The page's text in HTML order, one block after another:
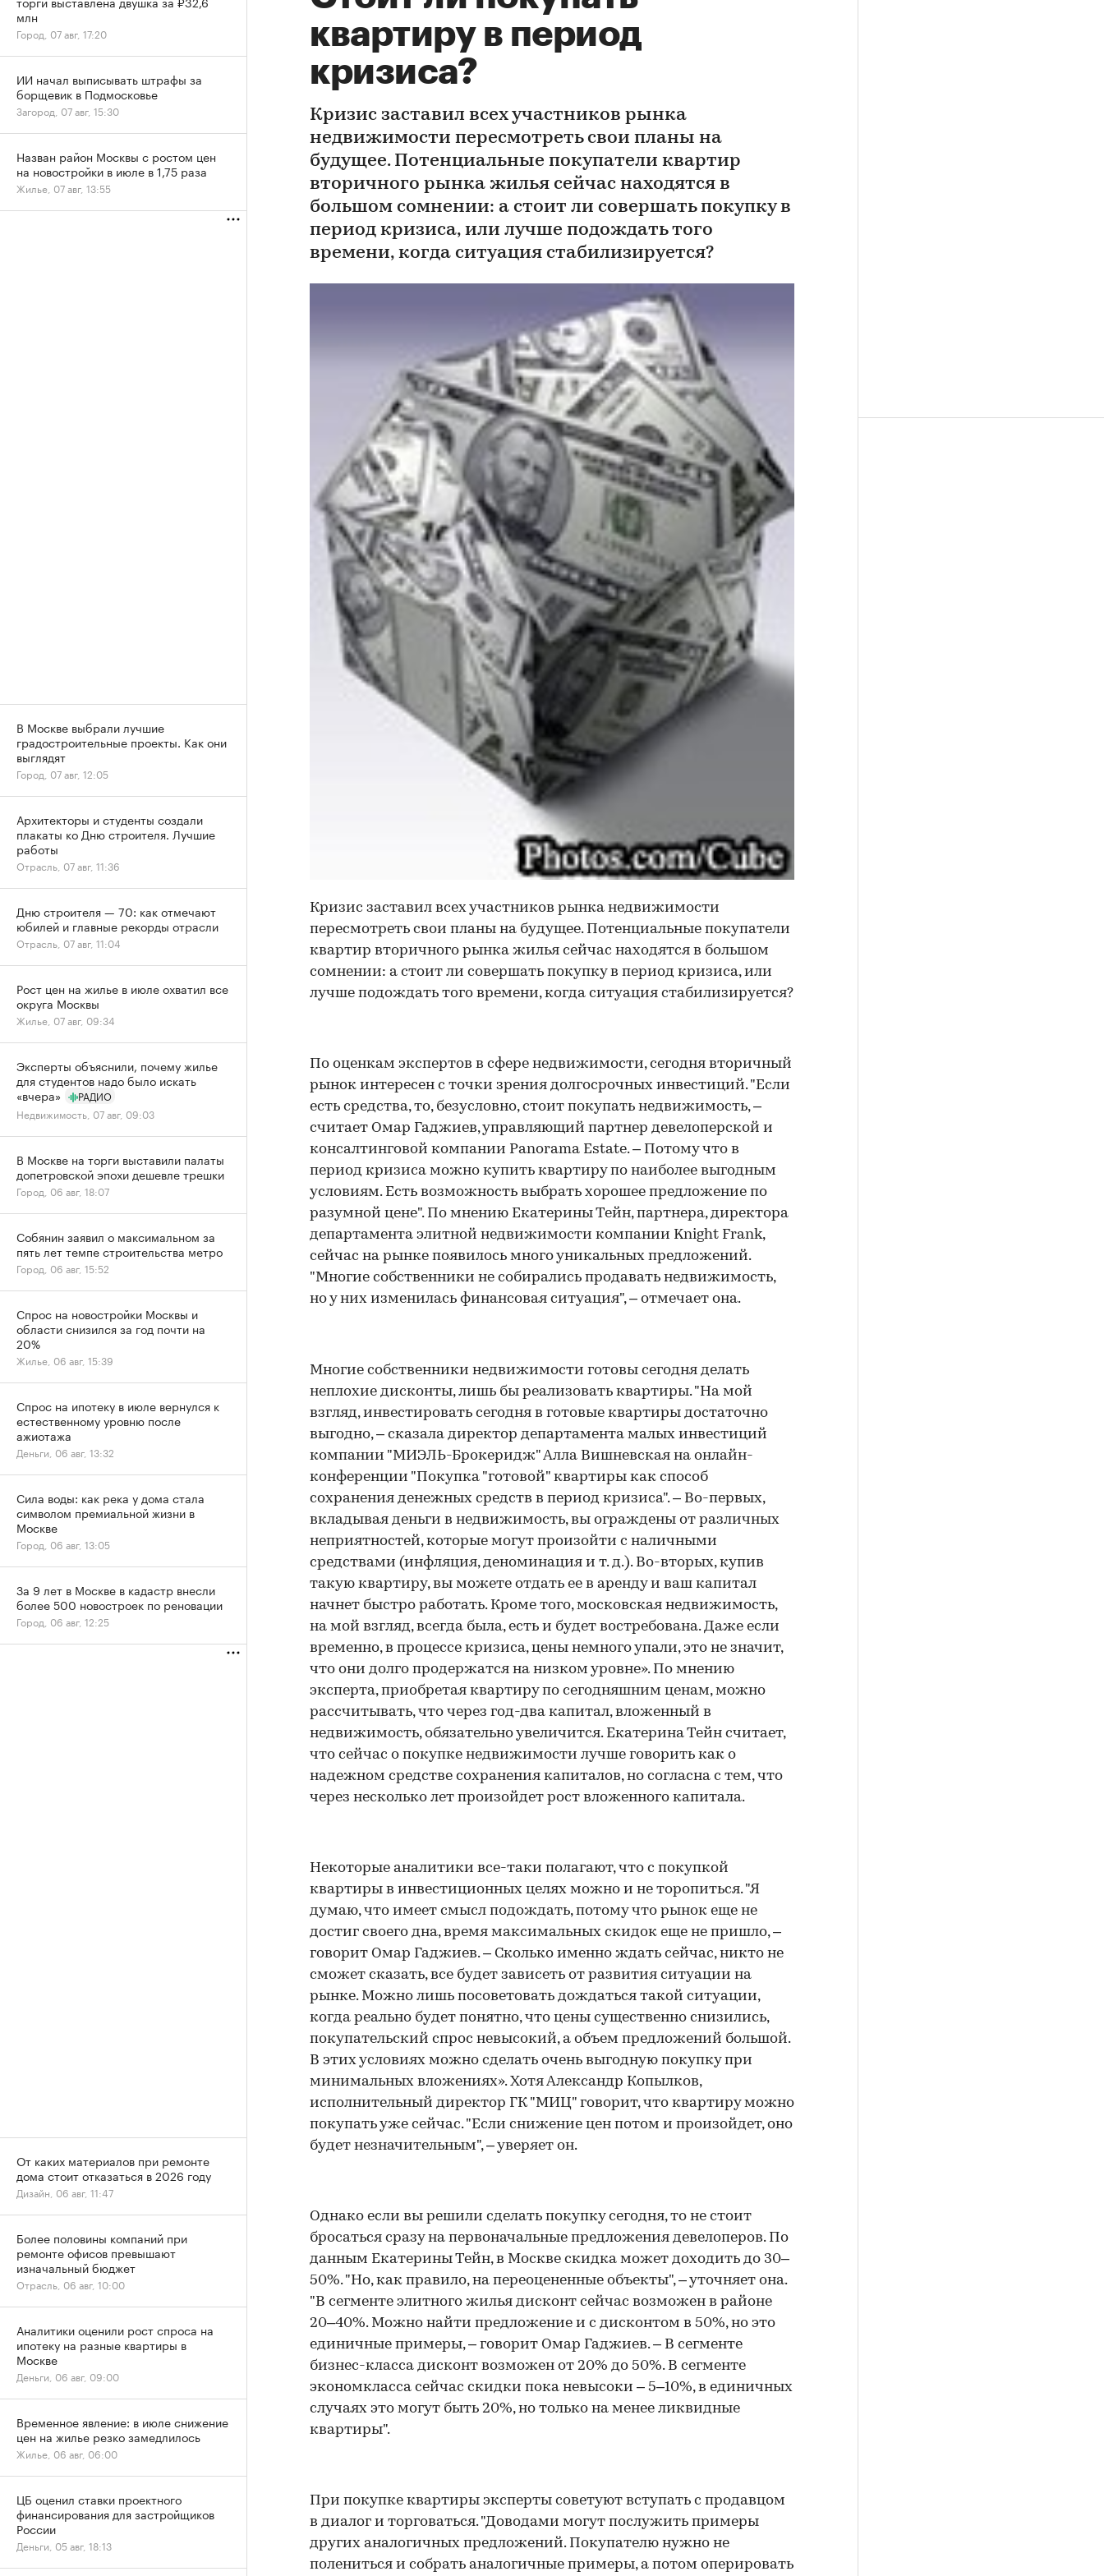
квартиру в период
кризиса?
Кризис заставил всех участников рынка
недвижимости пересмотреть свои планы на
будущее. Потенциальные покупатели квартир
вторичного рынка жилья сейчас находятся в
большом сомнении: а стоит ли совершать покупку в
период кризиса, или лучше подождать того
времени, когда ситуация стабилизируется?
Кризис заставил всех участников рынка недвижимости
пересмотреть свои планы на будущее. Потенциальные покупатели
квартир вторичного рынка жилья сейчас находятся в большом
сомнении: а стоит ли совершать покупку в период кризиса, или
лучше подождать того времени, когда ситуация стабилизируется?
По оценкам экспертов в сфере недвижимости, сегодня вторичный
рынок интересен с точки зрения долгосрочных инвестиций. "Если
есть средства, то, безусловно, стоит покупать недвижимость, –
считает Омар Гаджиев, управляющий партнер девелоперской и
консалтинговой компании Panorama Estate. – Потому что в
период кризиса можно купить квартиру по наиболее выгодным
условиям. Есть возможность выбрать хорошее предложение по
разумной цене". По мнению Екатерины Тейн, партнера, директора
департамента элитной недвижимости компании Knight Frank,
сейчас на рынке появилось много уникальных предложений.
"Многие собственники не собирались продавать недвижимость,
но у них изменилась финансовая ситуация", – отмечает она.
Многие собственники недвижимости готовы сегодня делать
неплохие дисконты, лишь бы реализовать квартиры. "На мой
взгляд, инвестировать сегодня в готовые квартиры достаточно
выгодно, – сказала директор департамента малых инвестиций
компании "МИЭЛЬ-Брокеридж" Алла Вишневская на онлайн-
конференции "Покупка "готовой" квартиры как способ
сохранения денежных средств в период кризиса". – Во-первых,
вкладывая деньги в недвижимость, вы ограждены от различных
неприятностей, которые могут произойти с наличными
средствами (инфляция, деноминация и т. д.). Во-вторых, купив
такую квартиру, вы можете отдать ее в аренду и ваш капитал
начнет быстро работать. Кроме того, московская недвижимость,
на мой взгляд, всегда была, есть и будет востребована. Даже если
временно, в процессе кризиса, цены немного упали, это не значит,
что они долго продержатся на низком уровне». По мнению
эксперта, приобретая квартиру по сегодняшним ценам, можно
рассчитывать, что через год-два капитал, вложенный в
недвижимость, обязательно увеличится. Екатерина Тейн считает,
что сейчас о покупке недвижимости лучше говорить как о
надежном средстве сохранения капиталов, но согласна с тем, что
через несколько лет произойдет рост вложенного капитала.
Некоторые аналитики все-таки полагают, что с покупкой
квартиры в инвестиционных целях можно и не торопиться. "Я
думаю, что имеет смысл подождать, потому что рынок еще не
достиг своего дна, время максимальных скидок еще не пришло, –
говорит Омар Гаджиев. – Сколько именно ждать сейчас, никто не
сможет сказать, все будет зависеть от развития ситуации на
рынке. Можно лишь посоветовать дождаться такой ситуации,
когда реально будет понятно, что цены существенно снизились,
покупательский спрос невысокий, а объем предложений большой.
В этих условиях можно сделать очень выгодную покупку при
минимальных вложениях». Хотя Александр Копылков,
исполнительный директор ГК "МИЦ" говорит, что квартиру можно
покупать уже сейчас. "Если снижение цен потом и произойдет, оно
будет незначительным", – уверяет он.
Однако если вы решили сделать покупку сегодня, то не стоит
бросаться сразу на первоначальные предложения девелоперов. По
данным Екатерины Тейн, в Москве скидка может доходить до 30–
50%. "Но, как правило, на переоцененные объекты", – уточняет она.
"В сегменте элитного жилья дисконт сейчас возможен в районе
20–40%. Можно найти предложение и с дисконтом в 50%, но это
единичные примеры, – говорит Омар Гаджиев. – В сегменте
бизнес-класса дисконт возможен от 20% до 50%. В сегменте
экономкласса сейчас скидки пока невысоки – 5–10%, в единичных
случаях это могут быть 20%, но только на менее ликвидные
квартиры".
При покупке квартиры эксперты советуют вступать с продавцом
в диалог и торговаться. "Доводами могут послужить примеры
других аналогичных предложений. Покупателю нужно не
полениться и собрать аналогичные примеры, а потом оперировать
млн
Город, 07 авг, 17:20
ИИ начал выписывать штрафы за
борщевик в Подмосковье
Загород, 07 авг, 15:30
Назван район Москвы с ростом цен
на новостройки в июле в 1,75 раза
Жилье, 07 авг, 13:55
В Москве выбрали лучшие
градостроительные проекты. Как они
выглядят
Город, 07 авг, 12:05
Архитекторы и студенты создали
плакаты ко Дню строителя. Лучшие
работы
Отрасль, 07 авг, 11:36
Дню строителя — 70: как отмечают
юбилей и главные рекорды отрасли
Отрасль, 07 авг, 11:04
Рост цен на жилье в июле охватил все
округа Москвы
Жилье, 07 авг, 09:34
Эксперты объяснили, почему жилье
для студентов надо было искать
«вчера»
РАДИО
Недвижимость, 07 авг, 09:03
В Москве на торги выставили палаты
допетровской эпохи дешевле трешки
Город, 06 авг, 18:07
Собянин заявил о максимальном за
пять лет темпе строительства метро
Город, 06 авг, 15:52
Спрос на новостройки Москвы и
области снизился за год почти на
20%
Жилье, 06 авг, 15:39
Спрос на ипотеку в июле вернулся к
естественному уровню после
ажиотажа
Деньги, 06 авг, 13:32
Сила воды: как река у дома стала
символом премиальной жизни в
Москве
Город, 06 авг, 13:05
За 9 лет в Москве в кадастр внесли
более 500 новостроек по реновации
Город, 06 авг, 12:25
От каких материалов при ремонте
дома стоит отказаться в 2026 году
Дизайн, 06 авг, 11:47
Более половины компаний при
ремонте офисов превышают
изначальный бюджет
Отрасль, 06 авг, 10:00
Аналитики оценили рост спроса на
ипотеку на разные квартиры в
Москве
Деньги, 06 авг, 09:00
Временное явление: в июле снижение
цен на жилье резко замедлилось
Жилье, 06 авг, 06:00
ЦБ оценил ставки проектного
финансирования для застройщиков
России
Деньги, 05 авг, 18:13